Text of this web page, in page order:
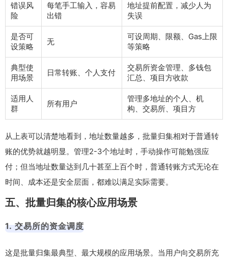
错误风
险
每笔手工输入，容易
出错
地址提前配置，减少人为
失误
是否可
设策略
无
可设周期、限额、Gas上限
等策略
典型使
用场景
日常转账、个人支付
交易所资金管理、多钱包
汇总、项目方收款
适用人
群
所有用户
管理多地址的个人、机
构、交易所、项目方
从上表可以清楚地看到，地址数量越多，批量归集相对于普通转
账的优势就越明显。管理2-3个地址时，手动操作可能勉强应
付；但当地址数量达到几十甚至上百个时，普通转账方式无论在
时间、成本还是安全层面，都难以满足实际需要。
五、批量归集的核心应用场景
1. 交易所的资金调度
这是批量归集最典型、最大规模的应用场景。当用户向交易所充